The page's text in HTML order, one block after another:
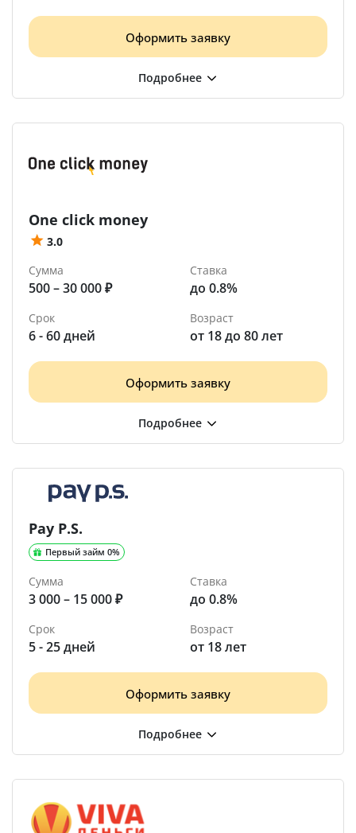
Оформить заявку
One click money
3.0
Сумма
500 – 30 000 ₽
Ставка
до 0.8%
Срок
6 - 60 дней
Возраст
от 18 до 80 лет
Оформить заявку
Pay P.S.
Первый займ 0%
Сумма
3 000 – 15 000 ₽
Ставка
до 0.8%
Срок
5 - 25 дней
Возраст
от 18 лет
Оформить заявку